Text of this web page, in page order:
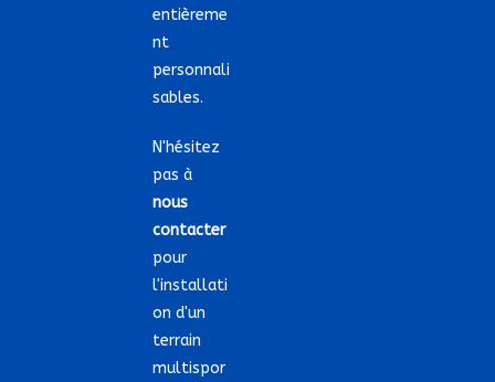
entièreme
nt
personnali
sables.
N'hésitez
pas à
nous
contacter
pour
l'installati
on d'un
terrain
multispor